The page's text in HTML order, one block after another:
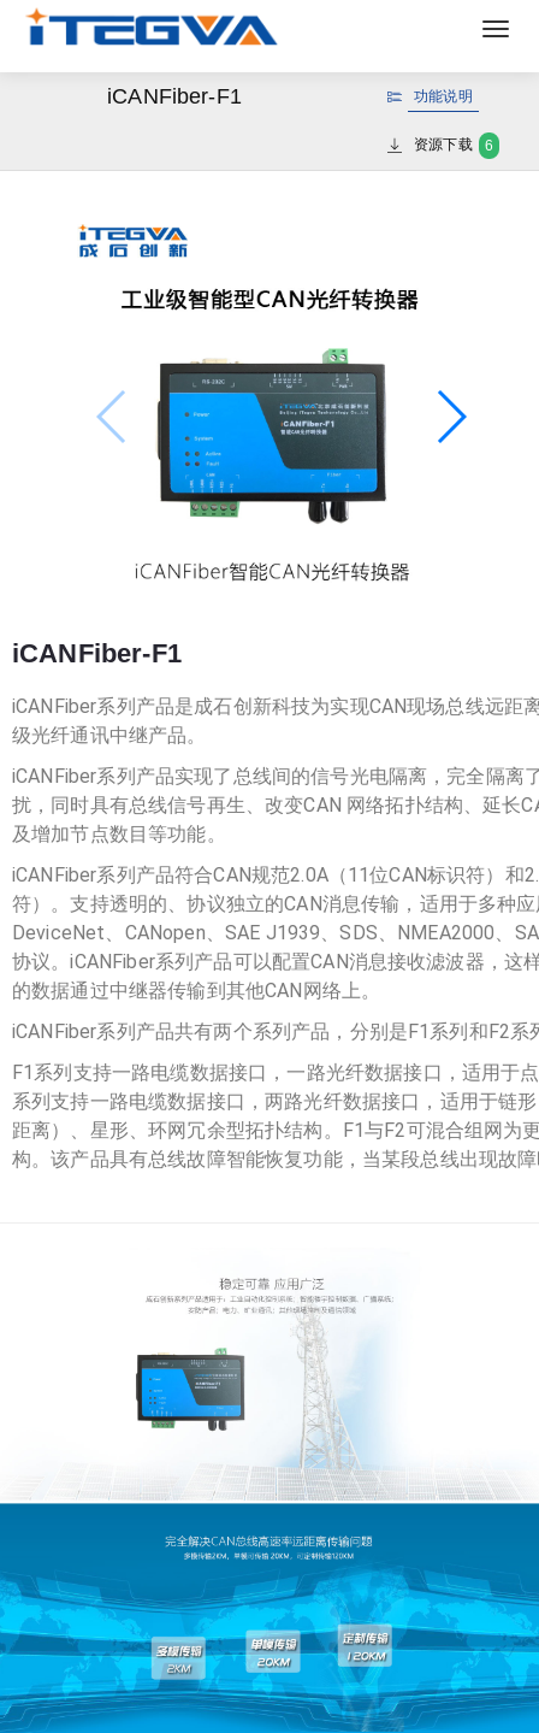
iCANFiber-F1 功能说明
资源下载 6
iCANFiber-F1
iCANFiber系列产品是成石创新科技为实现CAN现场总线远距
级光纤通讯中继产品。
iCANFiber系列产品实现了总线间的信号光电隔离，完全隔离
扰，同时具有总线信号再生、改变CAN 网络拓扑结构、延长
及增加节点数目等功能。
iCANFiber系列产品符合CAN规范2.0A（11位CAN标识符）和
符）。支持透明的、协议独立的CAN消息传输，适用于多种
DeviceNet、CANopen、SAE J1939、SDS、NMEA2000、
协议。iCANFiber系列产品可以配置CAN消息接收滤波器，这
的数据通过中继器传输到其他CAN网络上。
iCANFiber系列产品共有两个系列产品，分别是F1系列和F2系
F1系列支持一路电缆数据接口，一路光纤数据接口，适用于
系列支持一路电缆数据接口，两路光纤数据接口，适用于链
距离）、星形、环网冗余型拓扑结构。F1与F2可混合组网为
构。该产品具有总线故障智能恢复功能，当某段总线出现故